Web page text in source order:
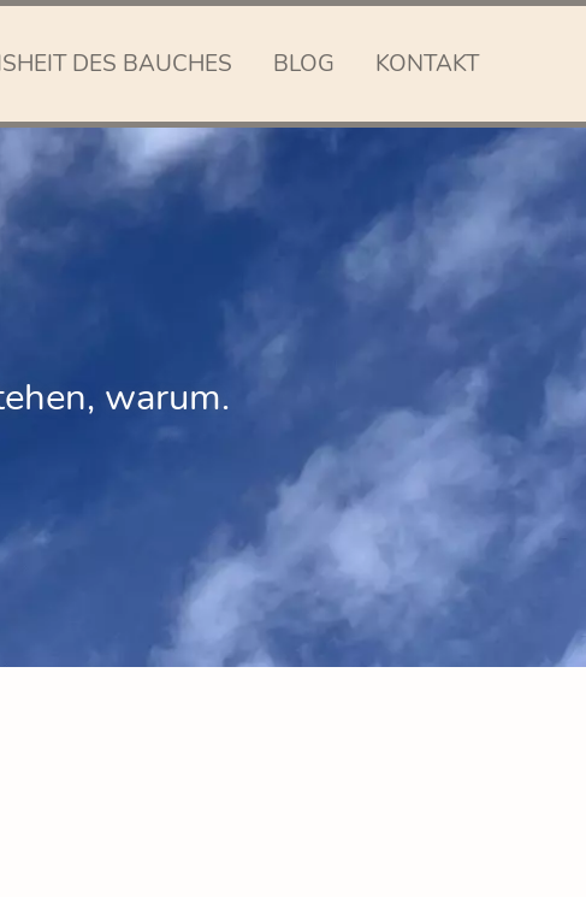
DES BAUCHES BLOG KONTAKT
warum.